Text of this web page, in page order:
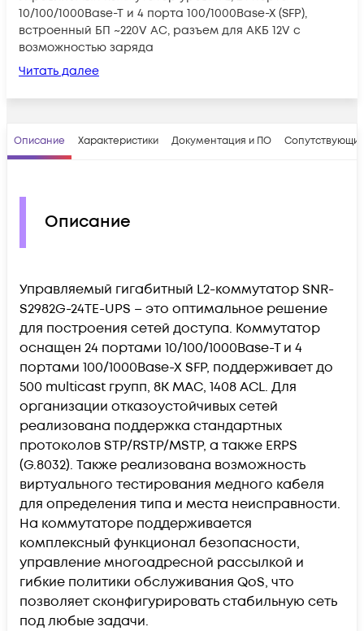
10/100/1000Base-T и 4 порта 100/1000Base-X (SFP),
встроенный БП ~220V AC, разъем для АКБ 12V с
возможностью заряда
Читать далее
Описание Характеристики Документация и ПО
Описание
Управляемый гигабитный L2-коммутатор SNR-
S2982G-24TE-UPS – это оптимальное решение
для построения сетей доступа. Коммутатор
оснащен 24 портами 10/100/1000Base-T и 4
портами 100/1000Base-X SFP, поддерживает до
500 multicast групп, 8K MAC, 1408 ACL. Для
организации отказоустойчивых сетей
реализована поддержка стандартных
протоколов STP/RSTP/MSTP, а также ERPS
(G.8032). Также реализована возможность
виртуального тестирования медного кабеля
для определения типа и места неисправности.
На коммутаторе поддерживается
комплексный функционал безопасности,
управление многоадресной рассылкой и
гибкие политики обслуживания QoS, что
позволяет сконфигурировать стабильную сеть
под любые задачи.